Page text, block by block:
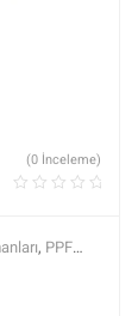
(0 İnceleme)
, PPF